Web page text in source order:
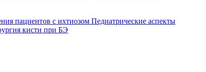
пациентов с ихтиозом Педиатрические аспекты
кисти при БЭ